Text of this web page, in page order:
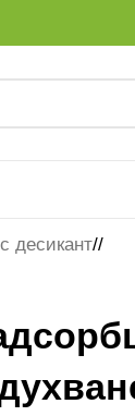
десикант/